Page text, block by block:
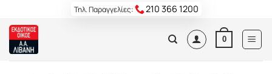
content
Τηλ. Παραγγελίες: 210 366 1200
0